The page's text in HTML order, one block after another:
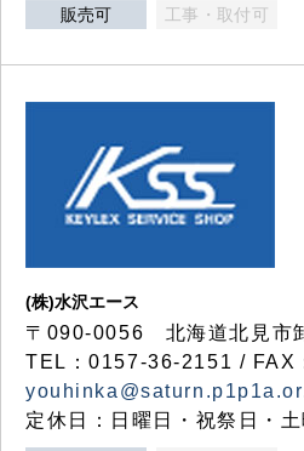
販売可 工事・取付可
(株)水沢エース
〒090-0056 北海道北見市
TEL：0157-36-2151 / FAX
定休日：日曜日・祝祭日・